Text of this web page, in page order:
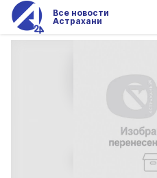
Все новости
Астрахани